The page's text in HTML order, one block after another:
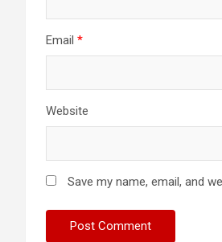
Email *
Website
Save my name, email, and